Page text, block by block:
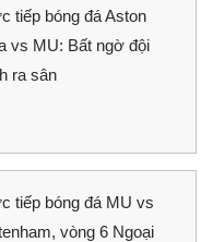
tiếp bóng đá Aston
vs MU: Bất ngờ đội
ra sân
tiếp bóng đá MU vs
vòng 6 Ngoại